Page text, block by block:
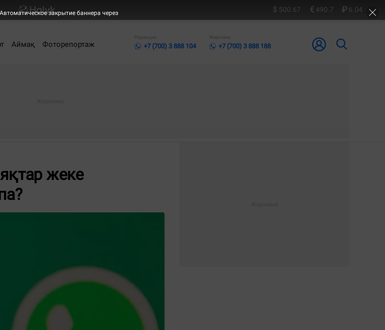
500.67 490.7 6.04
Аймақ Фоторепортаж
Редакция
+7 (700) 3 888 104
Жарнама
+7 (700) 3 888 188
жеке
Автоматическое закрытие баннера через